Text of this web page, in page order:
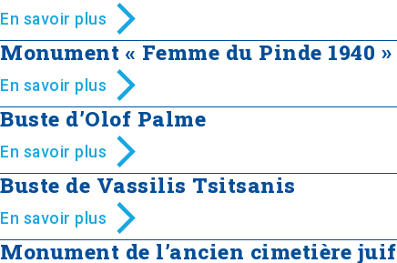
En savoir plus
Monument « Femme du Pinde 1940 »
En savoir plus
Buste d’Olof Palme
En savoir plus
Buste de Vassilis Tsitsanis
En savoir plus
Monument de l’ancien cimetière juif